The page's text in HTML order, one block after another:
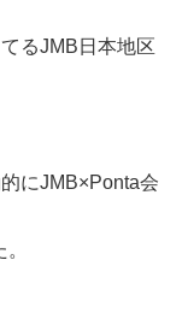
るJMB日本地区
にJMB×Ponta会